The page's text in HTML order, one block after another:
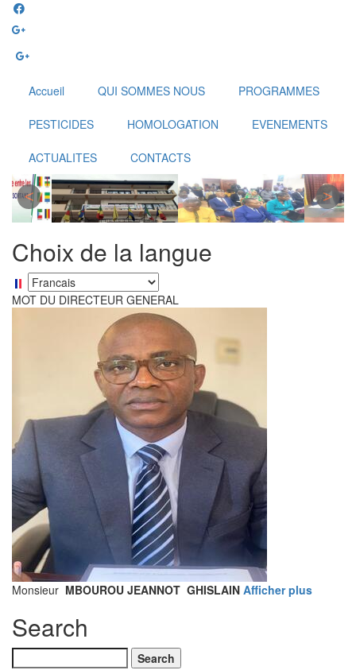
Aller
au
principal
Accueil QUI SOMMES NOUS PROGRAMMES
PESTICIDES HOMOLOGATION EVENEMENTS
ACTUALITES CONTACTS
Choix de la langue
Select
your
language
MOT DU DIRECTEUR GENERAL
Monsieur MBOUROU JEANNOT GHISLAIN Afficher plus
Search